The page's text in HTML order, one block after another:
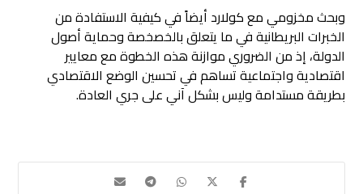
وبحث مخزومي مع كولارد أيضاً في كيفية الاستفادة من
الخبرات البريطانية في ما يتعلق بالخصخصة وحماية أصول
الدولة، إذ من الضروري موازنة هذه الخطوة مع معايير
اقتصادية واجتماعية تساهم في تحسين الوضع الاقتصادي
بطريقة مستدامة وليس بشكل آني على جري العادة.